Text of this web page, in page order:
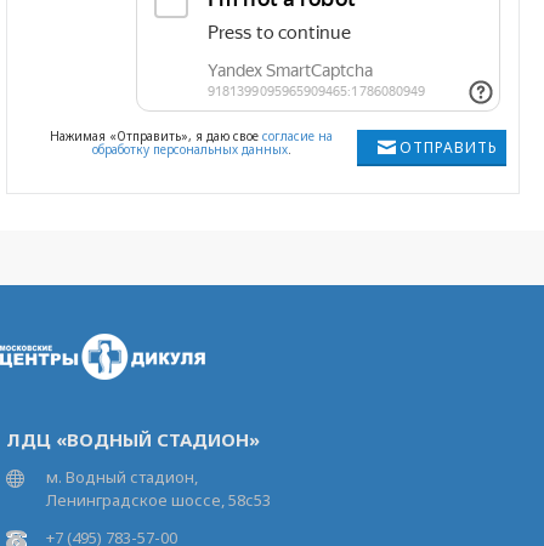
ОТПРАВИТЬ
Нажимая «Отправить», я даю свое согласие на
обработку персональных данных.
ЛДЦ «ВОДНЫЙ СТАДИОН»
м. Водный стадион,
Ленинградское шоссе, 58с53
+7 (495) 783-57-00